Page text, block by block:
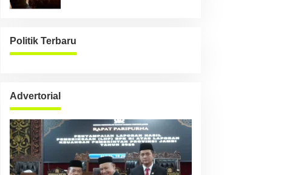
Politik Terbaru
Advertorial